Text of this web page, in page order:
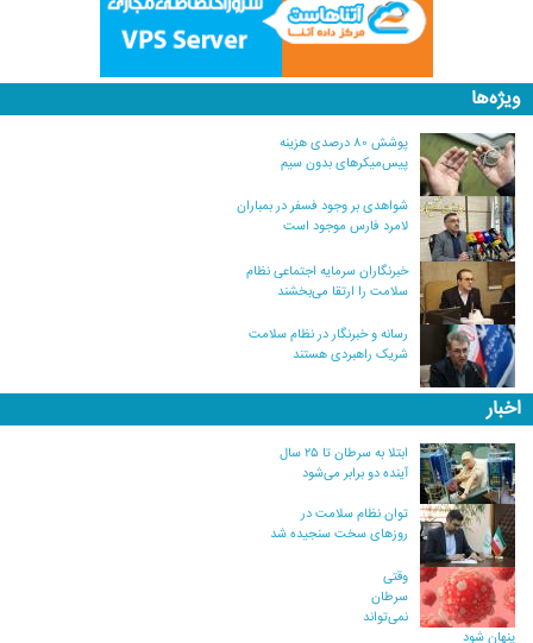
ویژه‌ها
پوشش ۸۰ درصدی هزینه
پیس‌میکرهای بدون سیم
شواهدی بر وجود فسفر در بمباران
لامرد فارس موجود است
خبرنگاران سرمایه اجتماعی نظام
سلامت را ارتقا می‌بخشند
رسانه و خبرنگار در نظام سلامت
شریک راهبردی هستند
اخبار
ابتلا به سرطان تا ۲۵ سال
آینده دو برابر می‌شود
توان نظام سلامت در
روزهای سخت سنجیده شد
وقتی
سرطان
نمی‌تواند
پنهان شود